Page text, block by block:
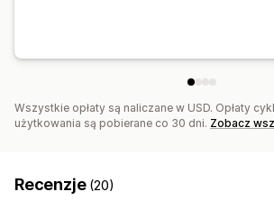
Wszystkie opłaty są naliczane w USD. Opłaty
użytkowania są pobierane co 30 dni. Zobacz
Recenzje (20)